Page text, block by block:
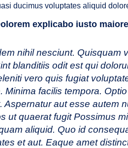
ducimus voluptates aliquid
explicabo iusto
nihil nesciunt. Quisquam
blanditiis odit est qui
vero quis fugiat
Minima facilis tempora.
Aspernatur aut esse autem
ut quaerat fugit Possimus
aliquid. Quo id
et aut. Eaque amet